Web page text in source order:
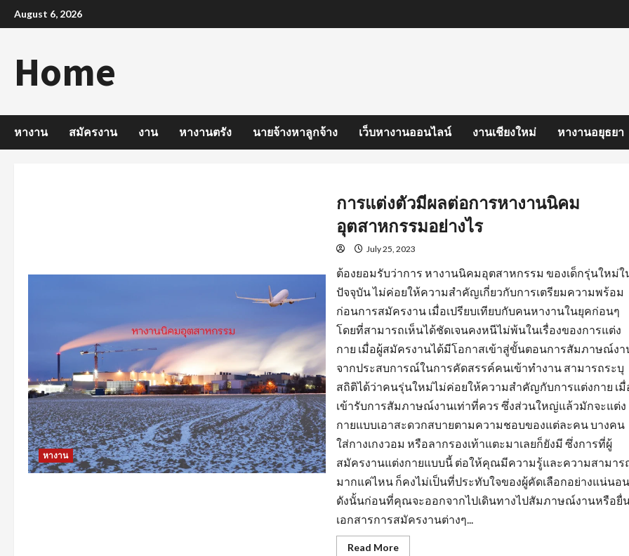
Skip
to
August 6, 2026
Home
หางาน สมัครงาน งาน หางานตรัง นายจ้างหาลูกจ้าง เว็บหางานออนไลน์ งานเชียงใหม่ หางานอยุธยา
หางาน
การแต่งตัวมีผลต่อการหางานนิคม
อุตสาหกรรมอย่างไร
July 25, 2023
ต้องยอมรับว่าการ หางานนิคมอุตสาหกรรม ของเด็กรุ่นใหม่ใ
ปัจจุบัน ไม่ค่อยให้ความสำคัญเกี่ยวกับการเตรียมความพร้อม
ก่อนการสมัครงาน เมื่อเปรียบเทียบกับคนหางานในยุคก่อนๆ
โดยที่สามารถเห็นได้ชัดเจนคงหนีไม่พ้นในเรื่องของการแต่ง
กาย เมื่อผู้สมัครงานได้มีโอกาสเข้าสู่ขั้นตอนการสัมภาษณ์งา
จากประสบการณ์ในการคัดสรรค์คนเข้าทำงาน สามารถระบุ
สถิติได้ว่าคนรุ่นใหม่ไม่ค่อยให้ความสำคัญกับการแต่งกาย เมื่
เข้ารับการสัมภาษณ์งานเท่าที่ควร ซึ่งส่วนใหญ่แล้วมักจะแต่ง
กายแบบเอาสะดวกสบายตามความชอบของแต่ละคน บางคน
ใส่กางเกงวอม หรือลากรองเท้าแตะมาเลยก็ยังมี ซึ่งการที่ผู้
สมัครงานแต่งกายแบบนี้ ต่อให้คุณมีความรู้และความสามาร
มากแค่ไหน ก็คงไม่เป็นที่ประทับใจของผู้คัดเลือกอย่างแน่นอน
ดังนั้นก่อนที่คุณจะออกจากไปเดินทางไปสัมภาษณ์งานหรือยื่
เอกสารการสมัครงานต่างๆ...
Read MoreRead